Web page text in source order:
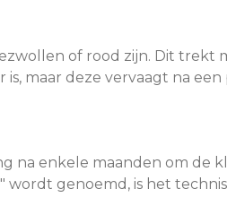
of rood zijn. Dit
maar deze vervaagt na
na enkele maanden om de
wordt genoemd, is het